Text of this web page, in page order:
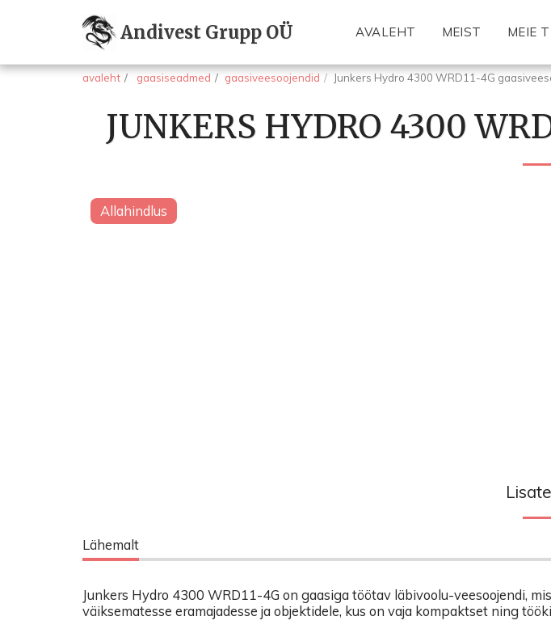
Andivest Grupp OÜ AVALEHT MEIST MEIE
avaleht gaasiseadmed gaasiveesoojendid Junkers Hydro 4300 WRD11-4G
JUNKERS HYDRO 4300
Allahindlus
Lähemalt
Junkers Hydro 4300 WRD11-4G on gaasiga töötav läbivoolu-veesoojendi,
väiksematesse eramajadesse ja objektidele, kus on vaja kompaktset ning